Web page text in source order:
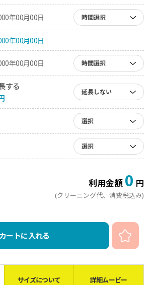
年00月00日 時間選択
年00月00日
年00月00日 時間選択
する
延長しない
選択
選択
利用金額 0 円
(クリーニング代、消費税込み)
カートに入れる
サイズについて 詳細ムービー